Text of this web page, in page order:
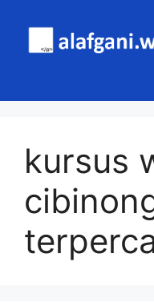
content
kursus